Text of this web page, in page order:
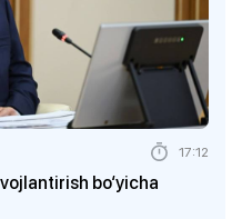
bo‘yicha
17:12